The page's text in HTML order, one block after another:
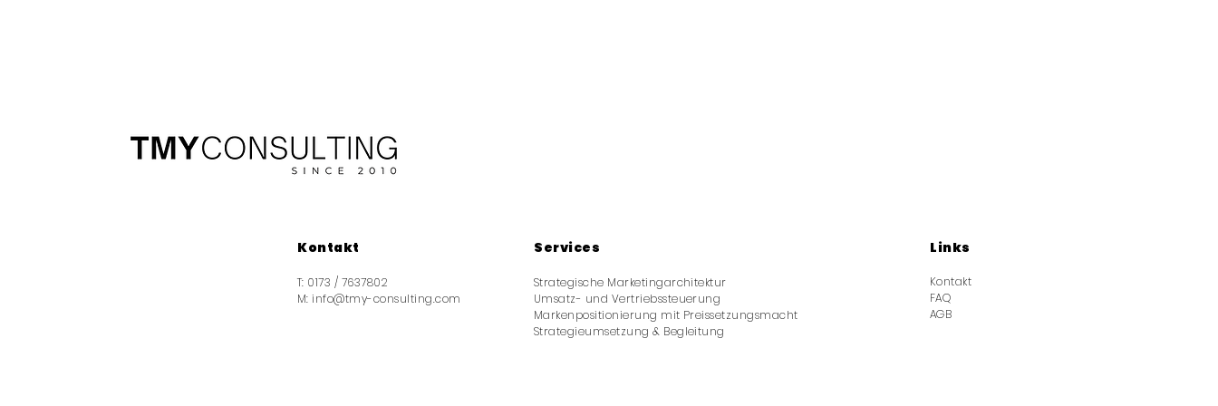
Kontakt
T: 0173 / 7637802
M:info@tmy-consulting.com
Services
Strategische Marketingarchitektur
Umsatz- und Vertriebssteuerung
Markenpositionierung mit Preissetzungsmacht
Strategieumsetzung & Begleitung
Links
Kontakt
FAQ
AGB